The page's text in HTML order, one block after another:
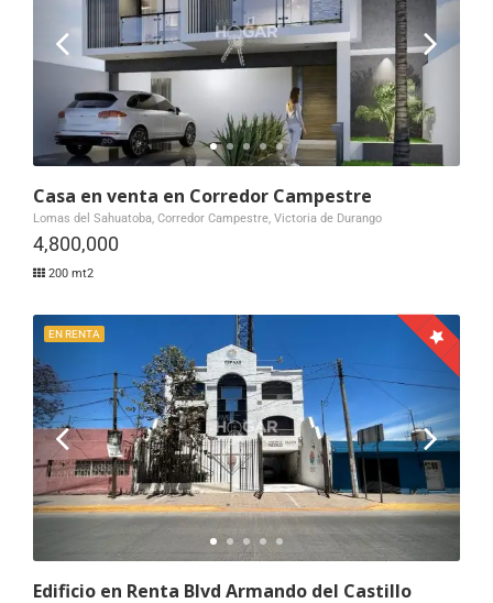
Casa en venta en Corredor Campestre
Lomas del Sahuatoba, Corredor Campestre, Victoria de Durango
4,800,000
200 mt2
EN RENTA
Edificio en Renta Blvd Armando del Castillo